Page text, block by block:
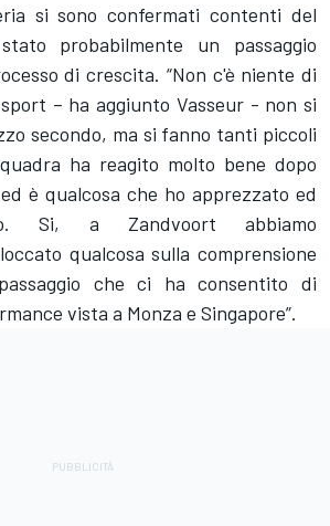
si sono confermati contenti del
probabilmente un passaggio
di crescita. “Non c'è niente di
– ha aggiunto Vasseur - non si
secondo, ma si fanno tanti piccoli
ha reagito molto bene dopo
è qualcosa che ho apprezzato ed
Si, a Zandvoort abbiamo
qualcosa sulla comprensione
che ci ha consentito di
vista a Monza e Singapore”.